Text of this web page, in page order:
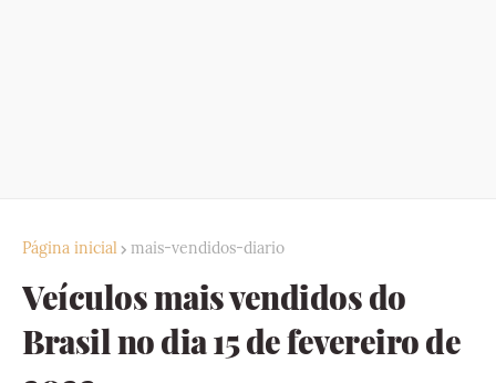
Página inicial mais-vendidos-diario
Veículos mais vendidos do
Brasil no dia 15 de fevereiro de